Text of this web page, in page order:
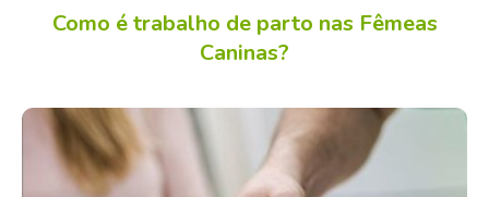
Como é trabalho de parto nas Fêmeas
Caninas?